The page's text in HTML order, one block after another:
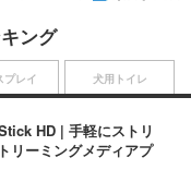
ング
HD | 手軽にストリ
リーミングメディアプ
プレイ 犬用トイレ